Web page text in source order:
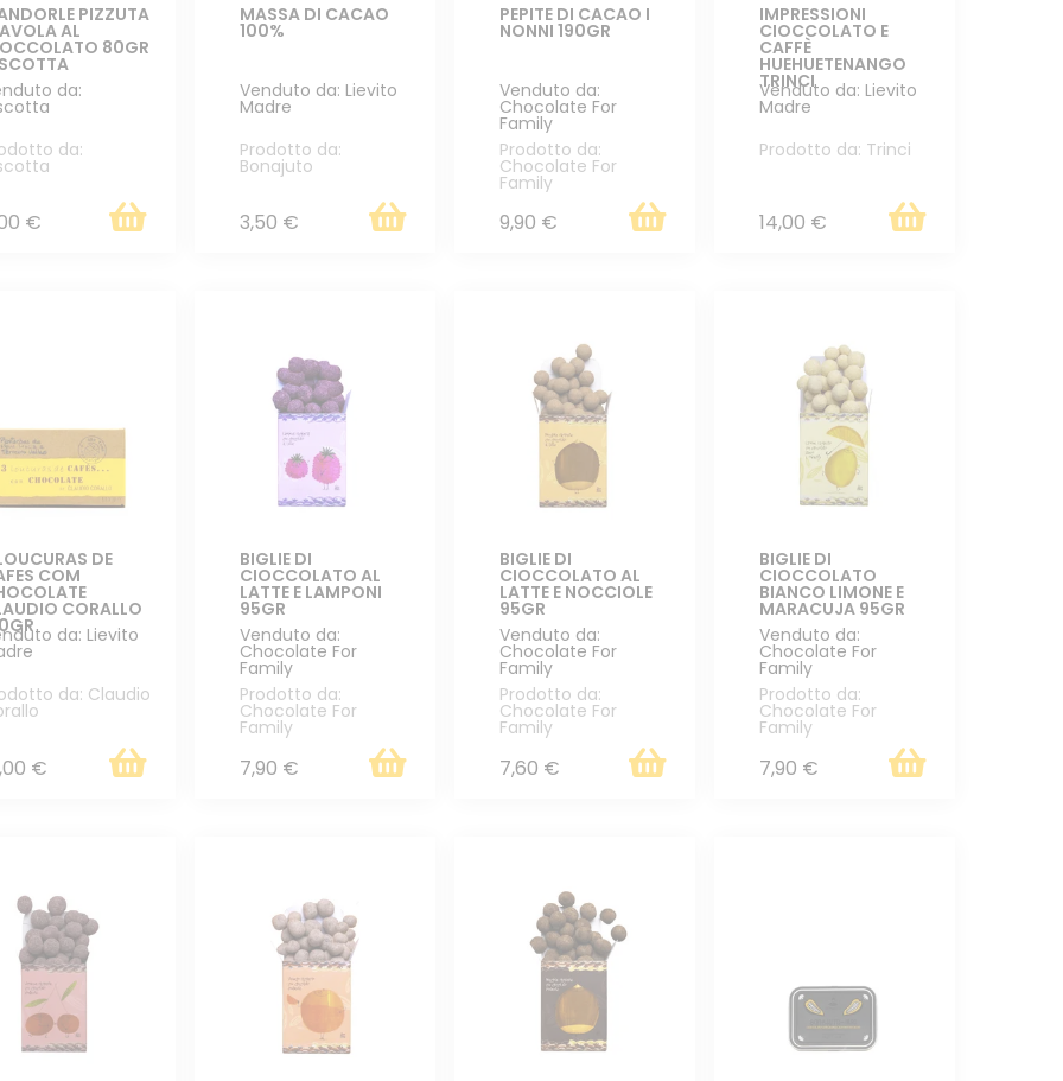
PIZZUTA
AL
80GR
da:
da:
€
MASSA DI CACAO
100%
Venduto da: Lievito
Madre
Prodotto da:
Bonajuto
3,50 €
PEPITE DI CACAO I
NONNI 190GR
Venduto da:
Chocolate For
Family
Prodotto da:
Chocolate For
Family
9,90 €
IMPRESSIONI
CIOCCOLATO E
CAFFÈ
HUEHUETENANGO
TRINCI
Venduto da: Lievito
Madre
Prodotto da: Trinci
14,00 €
DE
COM
CORALLO
da: Lievito
da: Claudio
€
BIGLIE DI
CIOCCOLATO AL
LATTE E LAMPONI
95GR
Venduto da:
Chocolate For
Family
Prodotto da:
Chocolate For
Family
7,90 €
BIGLIE DI
CIOCCOLATO AL
LATTE E NOCCIOLE
95GR
Venduto da:
Chocolate For
Family
Prodotto da:
Chocolate For
Family
7,60 €
BIGLIE DI
CIOCCOLATO
BIANCO LIMONE E
MARACUJA 95GR
Venduto da:
Chocolate For
Family
Prodotto da:
Chocolate For
Family
7,90 €